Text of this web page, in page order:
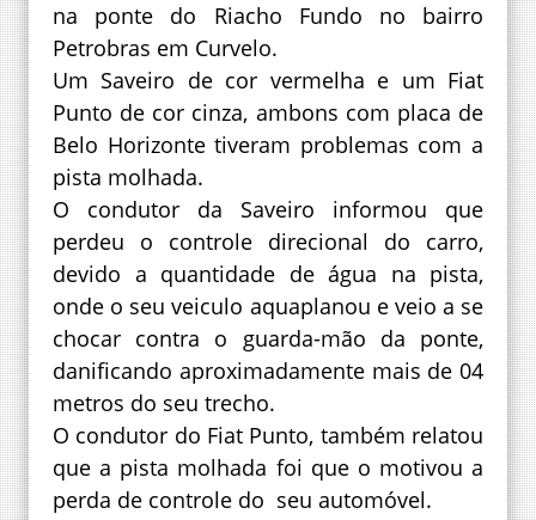
na ponte do Riacho Fundo no bairro
Petrobras em Curvelo.
Um Saveiro de cor vermelha e um Fiat
Punto de cor cinza, ambons com placa de
Belo Horizonte tiveram problemas com a
pista molhada.
O condutor da Saveiro informou que
perdeu o controle direcional do carro,
devido a quantidade de água na pista,
onde o seu veiculo aquaplanou e veio a se
chocar contra o guarda-mão da ponte,
danificando aproximadamente mais de 04
metros do seu trecho.
O condutor do Fiat Punto, também relatou
que a pista molhada foi que o motivou a
perda de controle do seu automóvel.